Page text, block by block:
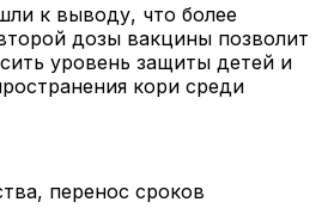
к выводу, что более
дозы вакцины позволит
уровень защиты детей и
кори среди
перенос сроков